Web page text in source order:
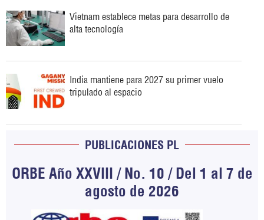
Vietnam establece metas para desarrollo de
alta tecnología
India mantiene para 2027 su primer vuelo
tripulado al espacio
PUBLICACIONES PL
ORBE Año XXVIII / No. 10 / Del 1 al 7 de
agosto de 2026